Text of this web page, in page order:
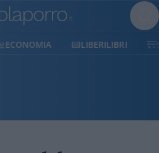
SHOP SOSTIENICI